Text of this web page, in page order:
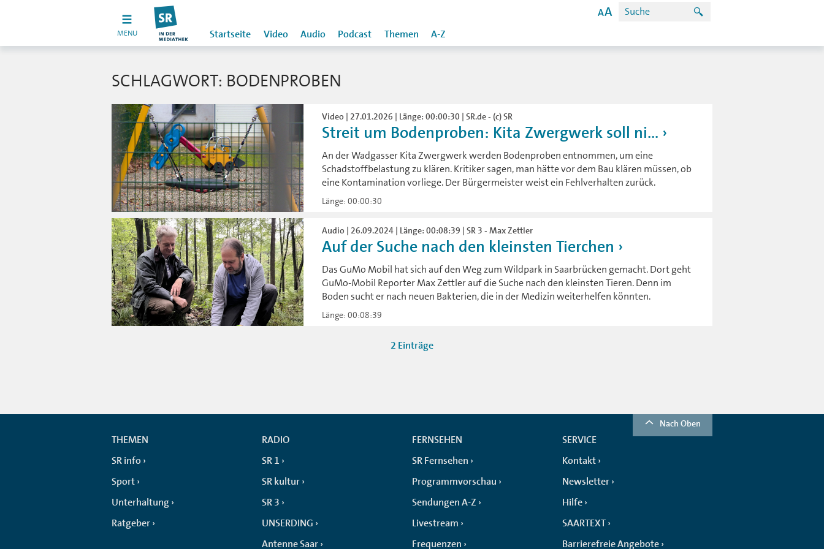
MENU Startseite Video Audio Podcast Themen A-Z
SCHLAGWORT: BODENPROBEN
Video | 27.01.2026 | Länge: 00:00:30 | SR.de - (c) SR
Streit um Bodenproben: Kita Zwergwerk soll ni...
An der Wadgasser Kita Zwergwerk werden Bodenproben entnommen, um eine
Schadstoffbelastung zu klären. Kritiker sagen, man hätte vor dem Bau klären müssen, ob
eine Kontamination vorliege. Der Bürgermeister weist ein Fehlverhalten zurück.
Länge: 00:00:30
Audio | 26.09.2024 | Länge: 00:08:39 | SR 3 - Max Zettler
Auf der Suche nach den kleinsten Tierchen
Das GuMo Mobil hat sich auf den Weg zum Wildpark in Saarbrücken gemacht. Dort geht
GuMo-Mobil Reporter Max Zettler auf die Suche nach den kleinsten Tieren. Denn im
Boden sucht er nach neuen Bakterien, die in der Medizin weiterhelfen könnten.
Länge: 00:08:39
2 Einträge
Nach Oben
THEMEN
SR info
Sport
Unterhaltung
Ratgeber
RADIO
SR 1
SR kultur
SR 3
UNSERDING
Antenne Saar
FERNSEHEN
SR Fernsehen
Programmvorschau
Sendungen A-Z
Livestream
Frequenzen
SERVICE
Kontakt
Newsletter
Hilfe
SAARTEXT
Barrierefreie Angebote